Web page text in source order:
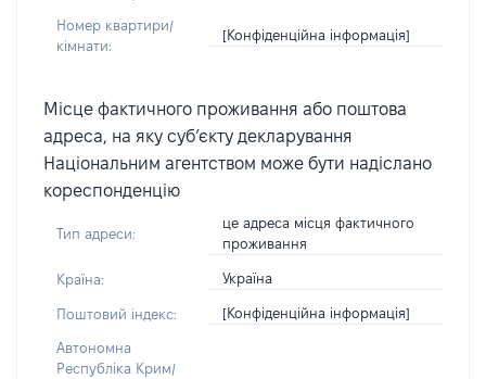
Номер квартири/
кімнати:
[Конфіденційна інформація]
Місце фактичного проживання або поштова
адреса, на яку суб’єкту декларування
Національним агентством може бути надіслано
кореспонденцію
Тип адреси:
це адреса місця фактичного
проживання
Країна: Україна
Поштовий індекс: [Конфіденційна інформація]
Автономна
Республіка Крим/